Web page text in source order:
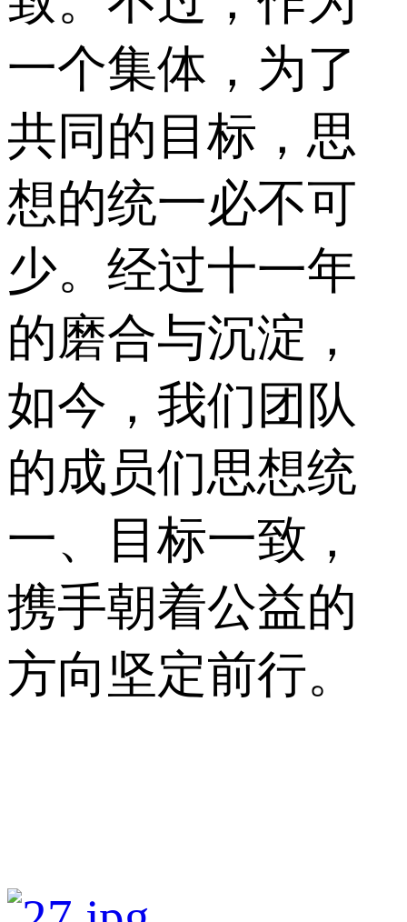
一个集体，为了
共同的目标，思
想的统一必不可
少。经过十一年
的磨合与沉淀，
如今，我们团队
的成员们思想统
一、目标一致，
携手朝着公益的
方向坚定前行。